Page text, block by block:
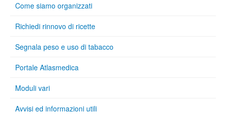
Come siamo organizzati
Richiedi rinnovo di ricette
Segnala peso e uso di tabacco
Portale Atlasmedica
Moduli vari
Avvisi ed informazioni utili